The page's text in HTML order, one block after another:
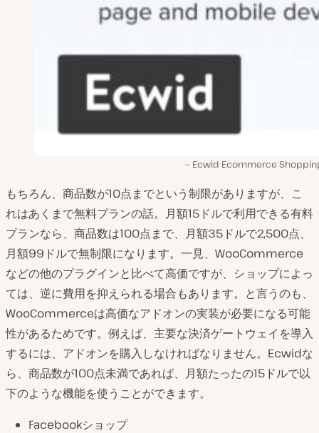
Ecwid Ecommerce
もちろん、商品数が10点までという制限がありますが、こ
れはあくまで無料プランの話。月額15ドルで利用できる有料
プランなら、商品数は100点まで、月額35ドルで2,500点、
月額99ドルで無制限になります。一見、WooCommerce
などの他のプラグインと比べて高価ですが、ショップによっ
ては、逆に費用を抑えられる場合もあります。と言うのも、
WooCommerceは高価なアドオンの実装が必要になる可能
性があるためです。例えば、主要な決済ゲートウェイを導入
するには、アドオンを購入しなければなりません。Ecwidな
ら、商品数が100点未満であれば、月額たったの15ドルで以
下のような機能を使うことができます。
Facebookショップ